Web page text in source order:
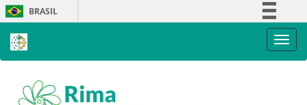
Skip
navigation
BRASIL